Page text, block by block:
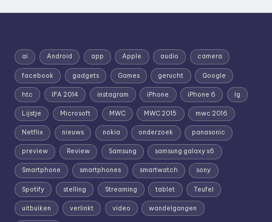
ai Android app Apple audio camera
facebook gadgets Games gerucht Google
htc IFA 2014 instagram iPhone iPhone 6 lg
Lijstje Microsoft MWC MWC 2015 mwc 2016
Netflix nieuws nokia onderzoek panasonic
preview Review Samsung samsung galaxy s6
Smartphone smartphones smartwatch sony
Spotify stelling Streaming tablet Teufel
uitbuiken verlinkt video wandelgangen